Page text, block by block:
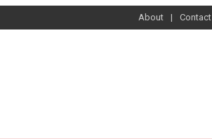
About Contact